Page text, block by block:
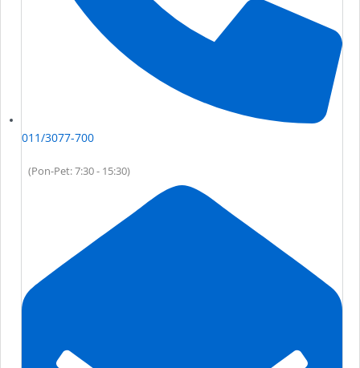
011/3077-700
(Pon-Pet: 7:30 - 15:30)